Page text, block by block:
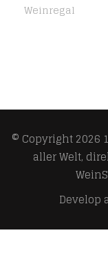
Weinregal
© Copyright 2026
aller Welt,
Develop